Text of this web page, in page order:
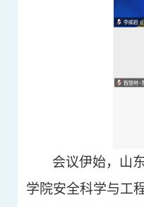
会议伊始，山
学院安全科学与工